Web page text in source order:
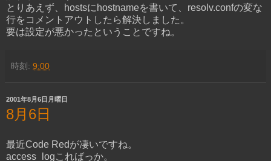
とりあえず、hostsにhostnameを書いて、resolv.confの変な
行をコメントアウトしたら解決しました。
要は設定が悪かったということですね。
時刻: 9:00
2001年8月6日月曜日
8月6日
最近Code Redが凄いですね。
access_logこればっか。